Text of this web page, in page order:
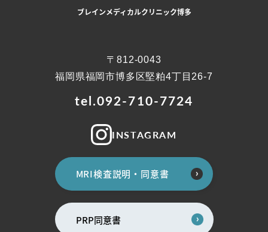
ブレインメディカルクリニック博多
〒812-0043
福岡県福岡市博多区堅粕4丁目26-7
tel.092-710-7724
INSTAGRAM
MRI検査説明・同意書
PRP同意書